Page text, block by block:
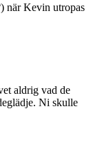
när Kevin utropas
aldrig vad de
Ni skulle